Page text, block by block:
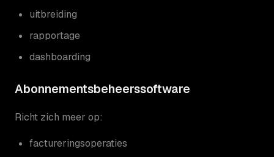
uitbreiding
rapportage
dashboarding
Abonnementsbeheerssoftware
Richt zich meer op:
factureringsoperaties